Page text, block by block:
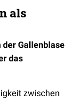
als
Gallenblase
das
zwischen